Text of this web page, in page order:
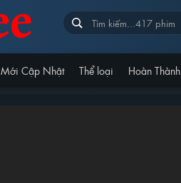
Mới Cập Nhật Thể loại Hoàn Thành